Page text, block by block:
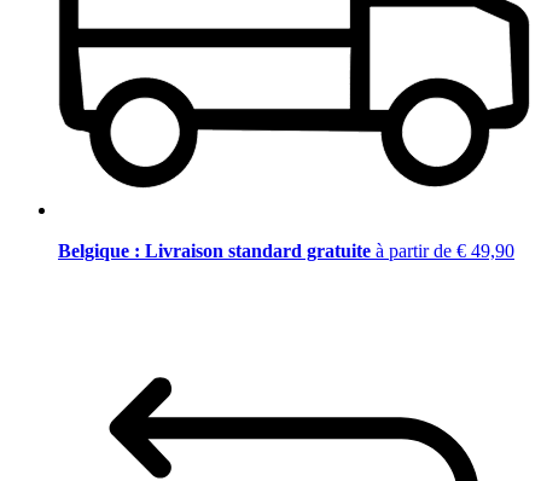
Belgique : Livraison standard gratuite à partir de € 49,90